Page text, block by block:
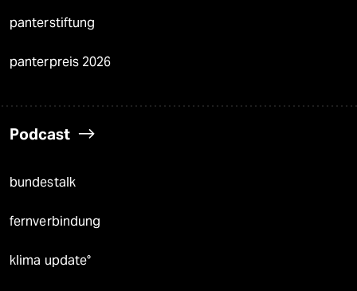
panterstiftung
panterpreis 2026
Podcast
bundestalk
fernverbindung
klima update°